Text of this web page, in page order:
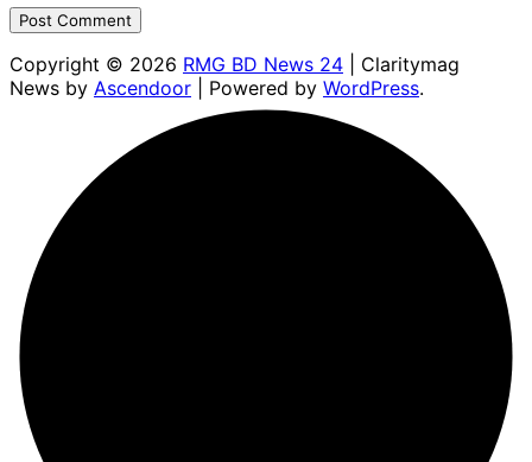
Copyright © 2026 RMG BD News 24 | Claritymag
News by Ascendoor | Powered by WordPress.